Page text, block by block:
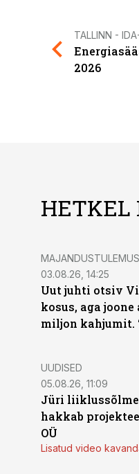
TALLINN -
2026
HETKEL
03.08.26, 14:25
Uut juhti otsiv
kosus, aga
miljon kahjumit.
UUDISED
05.08.26, 11:09
Jüri
hakkab
OÜ
Lisatud video